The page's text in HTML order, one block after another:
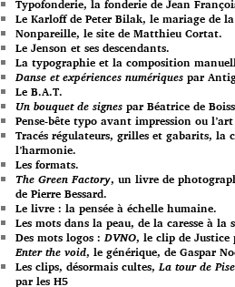
Typofonderie, la fonderie de Jean
Le Karloff de Peter Bilak, le mariage de
Nonpareille, le site de Matthieu Cortat.
Le Jenson et ses descendants.
La typographie et la composition
Danse et expériences numériques par
Le B.A.T.
Un bouquet de signes par Béatrice de
Pense-bête typo avant impression ou
Tracés régulateurs, grilles et gabarits, la
l’harmonie.
Les formats.
The Green Factory, un livre de
de Pierre Bessard.
Le livre : la pensée à échelle humaine.
Les mots dans la peau, de la caresse à la
Des mots logos :DVNO, le clip de Justice
Enter the void, le générique, de Gaspar
Les clips, désormais cultes,La tour de Pise
par les H5